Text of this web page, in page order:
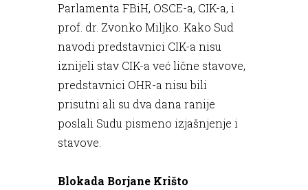
Parlamenta FBiH, OSCE-a, CIK-a, i
prof. dr. Zvonko Miljko. Kako Sud
navodi predstavnici CIK-a nisu
iznijeli stav CIK-a već lične stavove,
predstavnici OHR-a nisu bili
prisutni ali su dva dana ranije
poslali Sudu pismeno izjašnjenje i
stavove.
Blokada Borjane Krišto